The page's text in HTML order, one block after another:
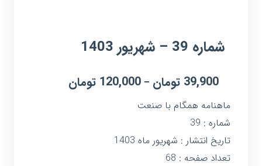
شماره 39 – شهریور 1403
39,900 تومان –
120,000 تومان
ماهنامه همگام با صنعت
شماره : 39
تاریخ انتشار : شهریور ماه 1403
تعداد صفحه : 68